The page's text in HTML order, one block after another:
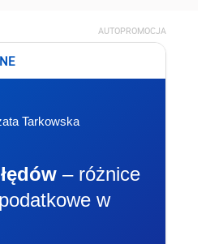
AUTOPROMOCJA
Tarkowska
– różnice
w